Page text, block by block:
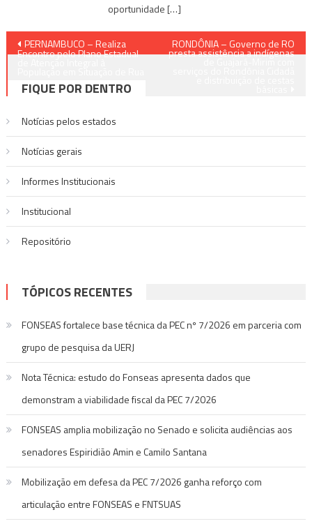
oportunidade […]
Navegação
Post
PERNAMBUCO – Realiza
Encontro pelo Plano Estadual
RONDÔNIA – Governo de RO
presta assistência a indígenas
FIQUE POR DENTRO
Notícias pelos estados
Notí­cias gerais
Informes Institucionais
Institucional
Repositório
TÓPICOS RECENTES
FONSEAS fortalece base técnica da PEC nº 7/2026 em parceria com
grupo de pesquisa da UERJ
Nota Técnica: estudo do Fonseas apresenta dados que
demonstram a viabilidade fiscal da PEC 7/2026
FONSEAS amplia mobilização no Senado e solicita audiências aos
senadores Espiridião Amin e Camilo Santana
Mobilização em defesa da PEC 7/2026 ganha reforço com
articulação entre FONSEAS e FNTSUAS